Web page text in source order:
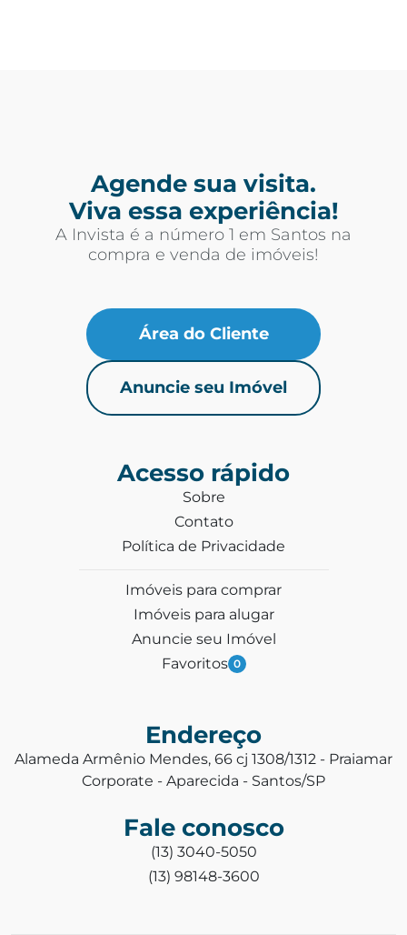
Agende sua visita.
Viva essa experiência!
A Invista é a número 1 em Santos na
compra e venda de imóveis!
Área do Cliente
Anuncie seu Imóvel
Acesso rápido
Sobre
Contato
Política de Privacidade
Imóveis para comprar
Imóveis para alugar
Anuncie seu Imóvel
Favoritos 0
Endereço
Alameda Armênio Mendes, 66 cj 1308/1312 - Praiamar
Corporate - Aparecida - Santos/SP
Fale conosco
(13) 3040-5050
(13) 98148-3600